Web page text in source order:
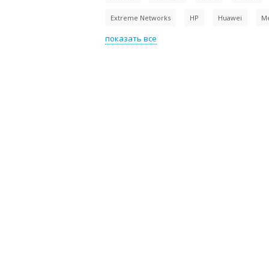
Extreme Networks HP Huawei
показать все